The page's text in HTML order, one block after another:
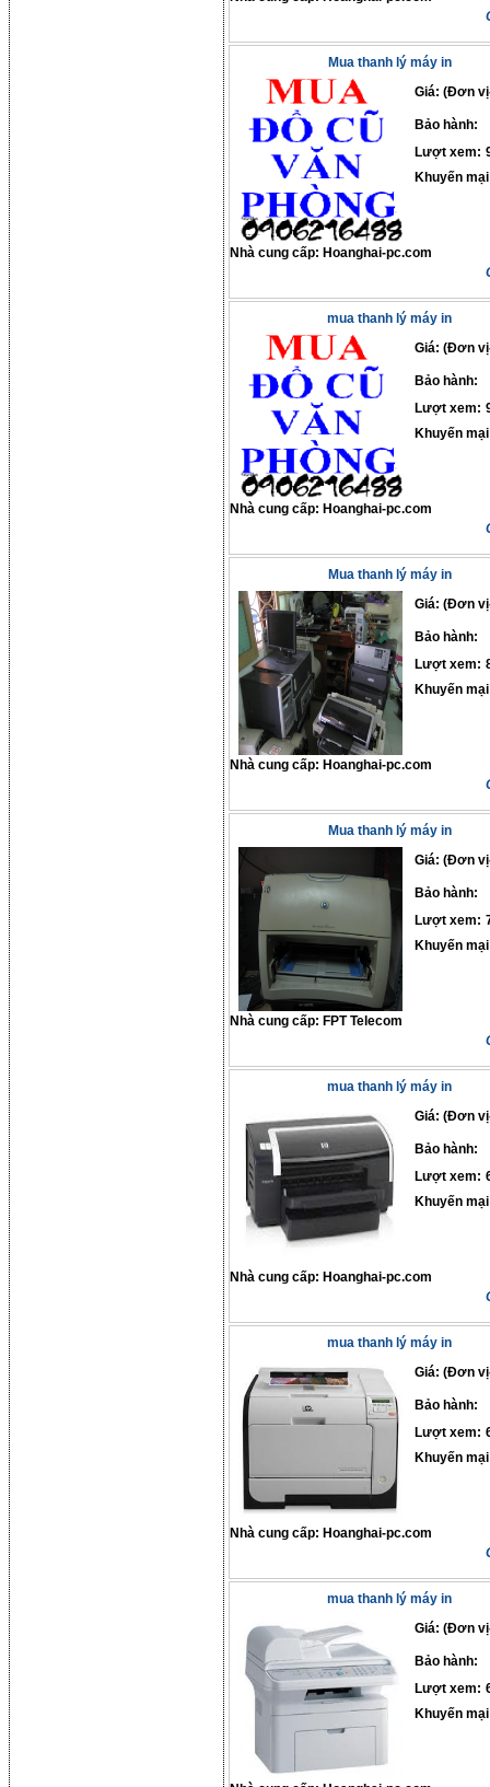
Mua thanh lý máy in
Giá: (Đơn
Bảo hành:
Lượt xem:
Khuyến
Nhà cung cấp: Hoanghai-pc.com
mua thanh lý máy in
Giá: (Đơn
Bảo hành:
Lượt xem:
Khuyến
Nhà cung cấp: Hoanghai-pc.com
Mua thanh lý máy in
Giá: (Đơn
Bảo hành:
Lượt xem:
Khuyến
Nhà cung cấp: Hoanghai-pc.com
Mua thanh lý máy in
Giá: (Đơn
Bảo hành:
Lượt xem:
Khuyến
Nhà cung cấp: FPT Telecom
mua thanh lý máy in
Giá: (Đơn
Bảo hành:
Lượt xem:
Khuyến
Nhà cung cấp: Hoanghai-pc.com
mua thanh lý máy in
Giá: (Đơn
Bảo hành:
Lượt xem:
Khuyến
Nhà cung cấp: Hoanghai-pc.com
mua thanh lý máy in
Giá: (Đơn
Bảo hành:
Lượt xem:
Khuyến